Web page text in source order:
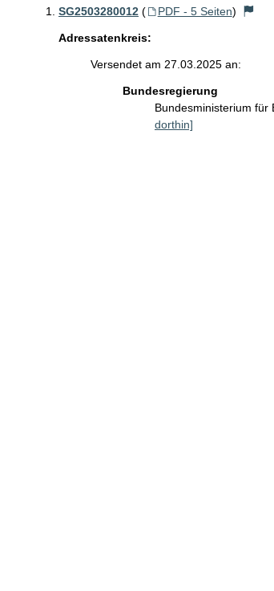
SG2503280012 ( PDF - 5 Seiten)
Adressatenkreis:
Versendet am 27.03.2025 an:
Bundesregierung
Bundesministerium
dorthin]